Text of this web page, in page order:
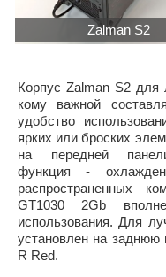
Zalman S2
Корпус Zalman S2
кому важной
удобство
ярких или броских
на передней
функция -
распространенных
GT1030 2Gb
использования. Для
установлен на заднюю
R Red.